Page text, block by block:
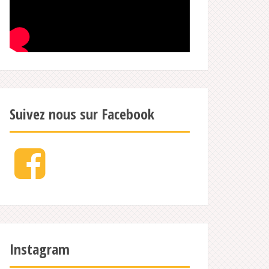
Suivez nous sur Facebook
Facebook
Instagram